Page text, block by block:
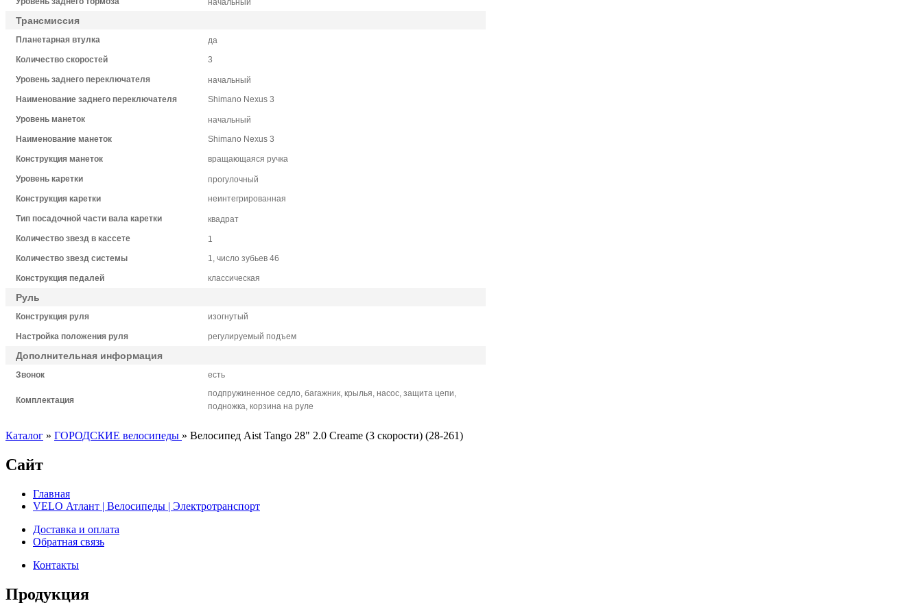
начальный
Трансмиссия
Планетарная втулка
да
Количество скоростей
3
Уровень заднего переключателя
начальный
Наименование заднего переключателя
Shimano Nexus 3
Уровень манеток
начальный
Наименование манеток
Shimano Nexus 3
Конструкция манеток вращающаяся ручка
Уровень каретки
прогулочный
Конструкция каретки
неинтегрированная
Тип посадочной части вала каретки
квадрат
Количество звезд в кассете
1
Количество звезд системы
1, число зубьев 46
Конструкция педалей классическая
Руль
Конструкция руля изогнутый
Настройка положения руля регулируемый подъем
Дополнительная информация
Звонок есть
Комплектация
подпружиненное седло, багажник, крылья, насос, защита цепи,
подножка, корзина на руле
Каталог » ГОРОДСКИЕ велосипеды » Велосипед Aist Tango 28" 2.0 Creame (3 скорости) (28-261)
Сайт
Главная
VELO Атлант | Велосипеды | Электротранспорт
Доставка и оплата
Обратная связь
Контакты
Продукция